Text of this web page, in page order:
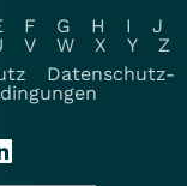
F G H I
J
V W X Y
Z
Datenschutz-